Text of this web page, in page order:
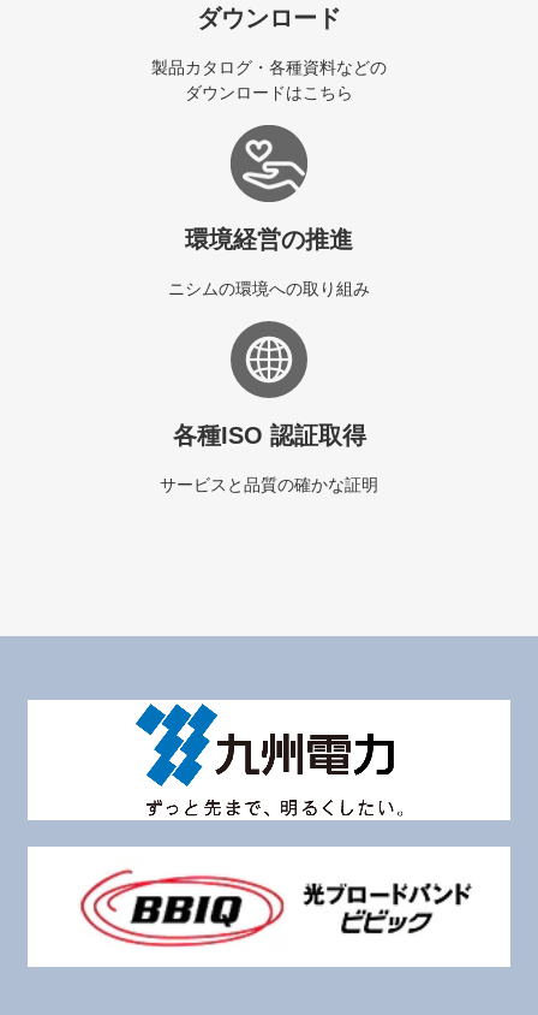
ダウンロード
製品カタログ・各種資料などの
ダウンロードはこちら
環境経営の推進
ニシムの環境への取り組み
各種ISO 認証取得
サービスと品質の確かな証明